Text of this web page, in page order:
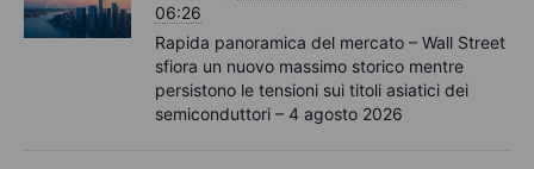
06:26
Rapida panoramica del mercato – Wall Street
sfiora un nuovo massimo storico mentre
persistono le tensioni sui titoli asiatici dei
semiconduttori – 4 agosto 2026